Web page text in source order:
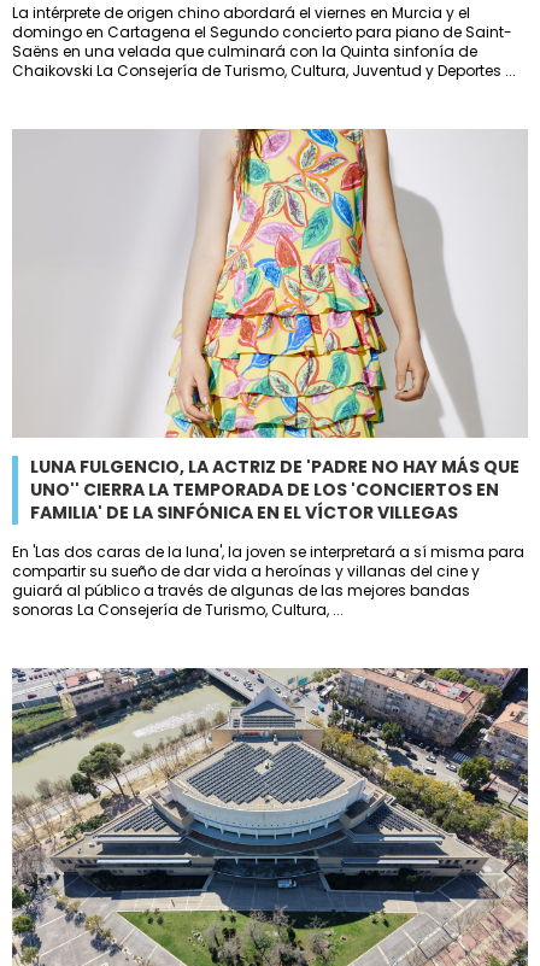
La intérprete de origen chino abordará el viernes en Murcia y el
domingo en Cartagena el Segundo concierto para piano de Saint-
Saëns en una velada que culminará con la Quinta sinfonía de
Chaikovski La Consejería de Turismo, Cultura, Juventud y Deportes ...
LUNA FULGENCIO, LA ACTRIZ DE 'PADRE NO HAY MÁS QUE
UNO'' CIERRA LA TEMPORADA DE LOS 'CONCIERTOS EN
FAMILIA' DE LA SINFÓNICA EN EL VÍCTOR VILLEGAS
En 'Las dos caras de la luna', la joven se interpretará a sí misma para
compartir su sueño de dar vida a heroínas y villanas del cine y
guiará al público a través de algunas de las mejores bandas
sonoras La Consejería de Turismo, Cultura, ...